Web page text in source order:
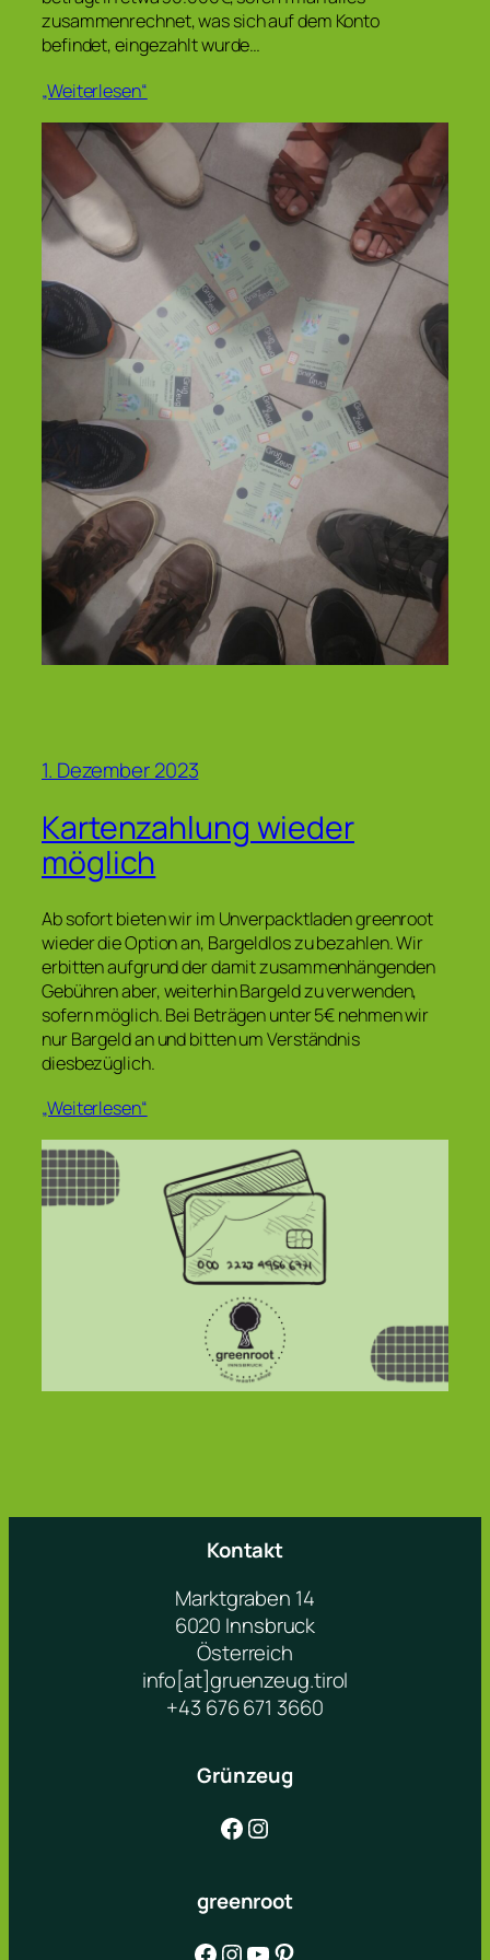
zusammenrechnet, was sich auf dem Konto
befindet, eingezahlt wurde…
„Weiterlesen“
1. Dezember 2023
Kartenzahlung wieder
möglich
Ab sofort bieten wir im Unverpacktladen greenroot
wieder die Option an, Bargeldlos zu bezahlen. Wir
erbitten aufgrund der damit zusammenhängenden
Gebühren aber, weiterhin Bargeld zu verwenden,
sofern möglich. Bei Beträgen unter 5€ nehmen wir
nur Bargeld an und bitten um Verständnis
diesbezüglich.
„Weiterlesen“
Kontakt
Marktgraben 14
6020 Innsbruck
Österreich
info[at]gruenzeug.tirol
+43 676 671 3660
Grünzeug
Facebook Instagram
greenroot
Facebook Instagram YouTube Pinterest